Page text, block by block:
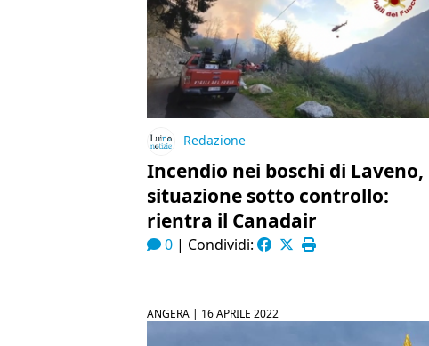
Redazione
Incendio nei boschi di Laveno,
situazione sotto controllo:
rientra il Canadair
0| Condividi:
ANGERA | 16 APRILE 2022